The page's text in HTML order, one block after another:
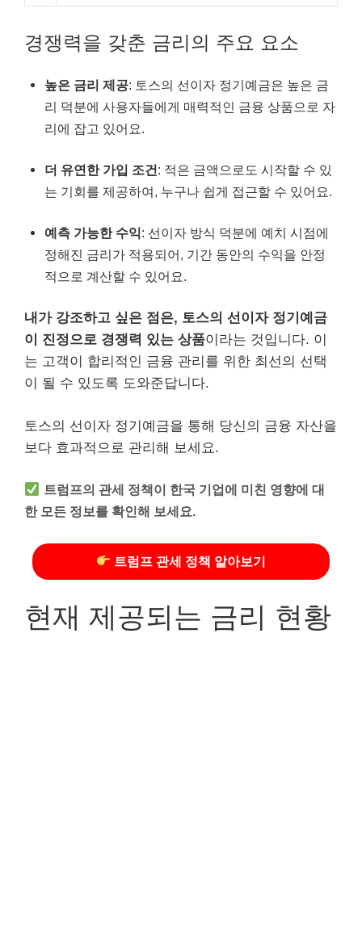
경쟁력을 갖춘 금리의 주요 요소
높은 금리 제공: 토스의 선이자 정기예금은 높은 금
리 덕분에 사용자들에게 매력적인 금융 상품으로 자
리에 잡고 있어요.
더 유연한 가입 조건: 적은 금액으로도 시작할 수 있
는 기회를 제공하여, 누구나 쉽게 접근할 수 있어요.
예측 가능한 수익: 선이자 방식 덕분에 예치 시점에
정해진 금리가 적용되어, 기간 동안의 수익을 안정
적으로 계산할 수 있어요.
내가 강조하고 싶은 점은, 토스의 선이자 정기예금
이 진정으로 경쟁력 있는 상품이라는 것입니다. 이
는 고객이 합리적인 금융 관리를 위한 최선의 선택
이 될 수 있도록 도와준답니다.
토스의 선이자 정기예금을 통해 당신의 금융 자산을
보다 효과적으로 관리해 보세요.
트럼프의 관세 정책이 한국 기업에 미친 영향에 대
한 모든 정보를 확인해 보세요.
트럼프 관세 정책 알아보기
현재 제공되는 금리 현황